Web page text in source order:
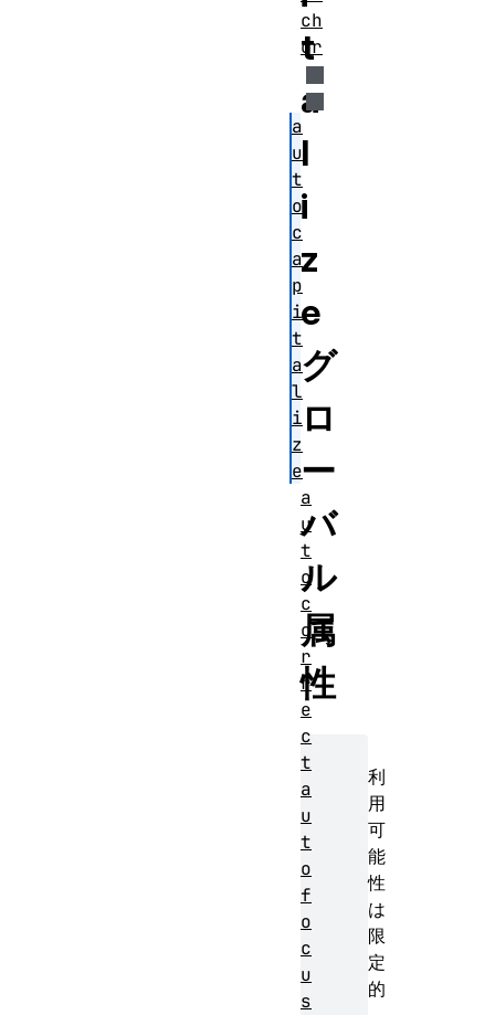
t
a
l
i
z
e
グ
ロ
ー
バ
ル
属
性
利
用
可
能
性
は
限
定
的
ch
or
a
u
t
o
c
a
p
i
t
a
l
i
z
e
a
u
t
o
c
o
r
r
e
c
t
a
u
t
o
f
o
c
u
s